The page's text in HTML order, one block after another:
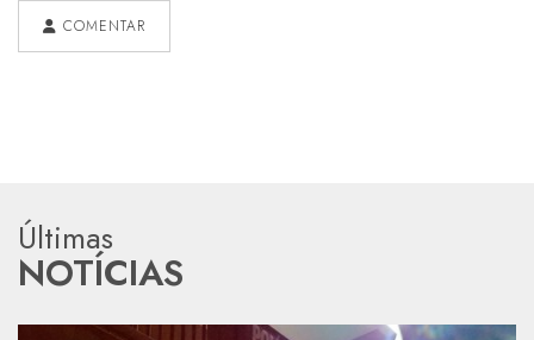
COMENTAR
Últimas
NOTÍCIAS